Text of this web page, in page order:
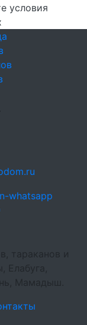
условия
тараканов и
Елабуга,
Мамадыш.